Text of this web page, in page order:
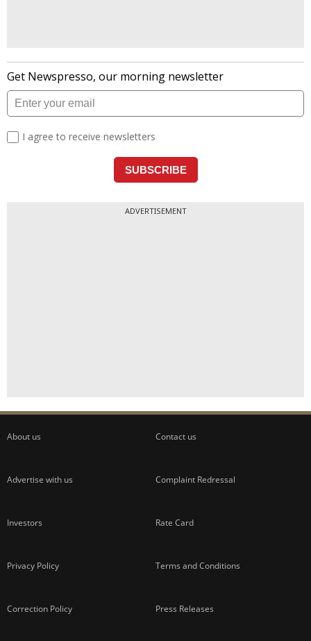
ADVERTISEMENT
About us Contact us
Advertise with us Complaint Redressal
Investors Rate Card
Privacy Policy Terms and Conditions
Correction Policy Press Releases